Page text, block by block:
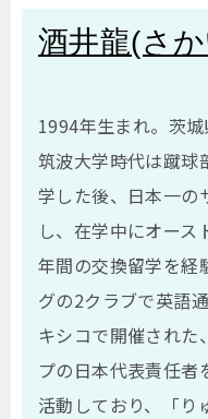
酒井龍(さか
1994年生まれ。茨城
筑波大学時代は蹴球
学した後、日本一の
し、在学中にオース
年間の交換留学を経
グの2クラブで英語
キシコで開催された
プの日本代表責任者
活動しており、「り